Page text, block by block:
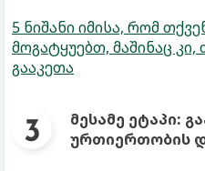
5 ნიშანი იმისა, რომ
მოგატყუებთ, მაშინაც
გააკეთა
მესამე ეტაპი:
ურთიერთობის